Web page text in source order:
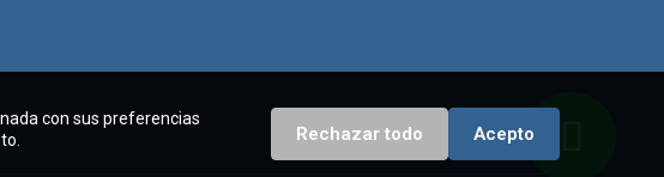
con sus preferencias
Rechazar todo Acepto